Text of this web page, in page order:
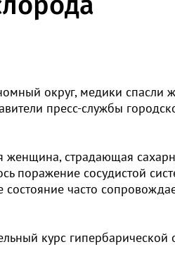
округ, медики спасли
пресс-службы
женщина, страдающая
поражение сосудистой
часто
курс гипербарической